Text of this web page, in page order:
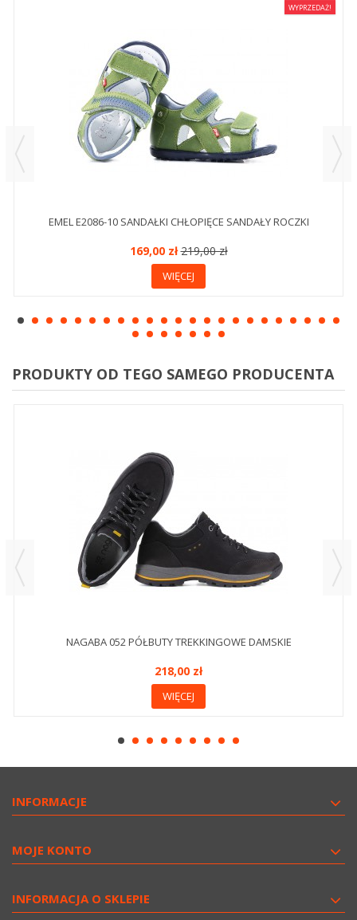
WYPRZEDAŻ!
EMEL E2086-10 SANDAŁKI CHŁOPIĘCE SANDAŁY ROCZKI
169,00 zł219,00 zł
WIĘCEJ
PRODUKTY OD TEGO SAMEGO PRODUCENTA
NAGABA 052 PÓŁBUTY TREKKINGOWE DAMSKIE
218,00 zł
WIĘCEJ
INFORMACJE
MOJE KONTO
INFORMACJA O SKLEPIE